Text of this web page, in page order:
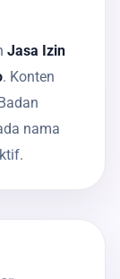
Jasa Izin
. Konten
nama